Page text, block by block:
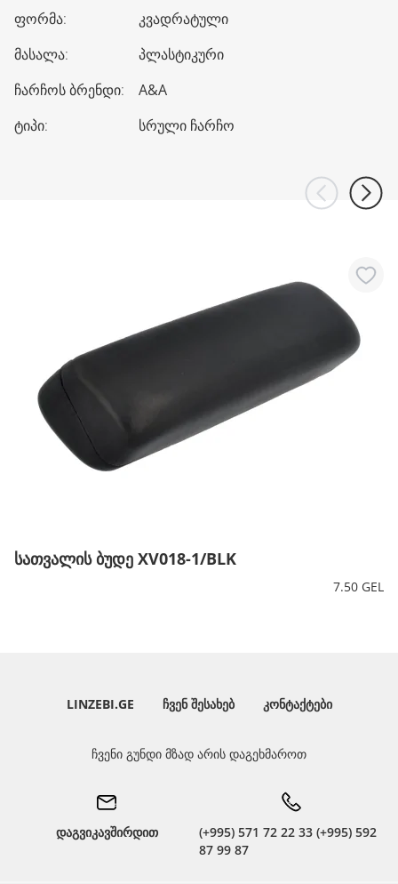
ფორმა:
კვადრატული
მასალა:
პლასტიკური
ჩარჩოს ბრენდი:
A&A
ტიპი: სრული ჩარჩო
სათვალის ბუდე XV018-1/BLK
7.50 GEL
LINZEBI.GE ᲩᲕᲔᲜ ᲨᲔᲡᲐᲮᲔᲑ ᲙᲝᲜᲢᲐᲥᲢᲔᲑᲘ
ჩვენი გუნდი მზად არის დაგეხმაროთ
დაგვიკავშირდით
(+995) 571 72 22 33 (+995) 592
87 99 87